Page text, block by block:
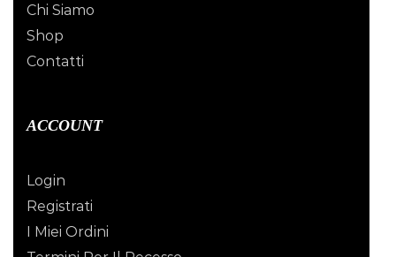
Chi Siamo
Shop
Contatti
ACCOUNT
Login
Registrati
I Miei Ordini